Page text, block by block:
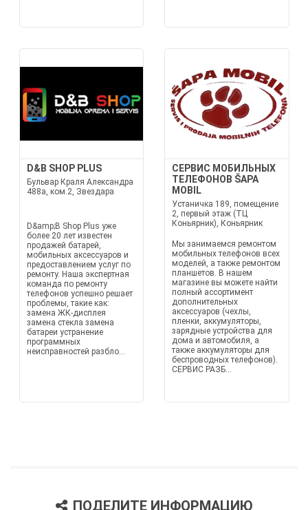
D&B SHOP PLUS
Бульвар Краля Александра
488а, ком.2, Звездара
D&amp;B Shop Plus уже
более 20 лет известен
продажей батарей,
мобильных аксессуаров и
предоставлением услуг по
ремонту. Наша экспертная
команда по ремонту
телефонов успешно решает
проблемы, такие как:
замена ЖК-дисплея
замена стекла замена
батареи устранение
программных
неисправностей разбло...
СЕРВИС МОБИЛЬНЫХ
ТЕЛЕФОНОВ ŠAPA
MOBIL
Устаничка 189, помещение
2, первый этаж (ТЦ
Коньярник), Коньярник
Мы занимаемся ремонтом
мобильных телефонов всех
моделей, а также ремонтом
планшетов. В нашем
магазине вы можете найти
полный ассортимент
дополнительных
аксессуаров (чехлы,
пленки, аккумуляторы,
зарядные устройства для
дома и автомобиля, а
также аккумуляторы для
беспроводных телефонов).
СЕРВИС РАЗБ...
ПОДЕЛИТЕ ИНФОРМАЦИЮ